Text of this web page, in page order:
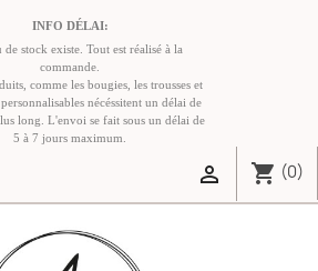
INFO DÉLAI:
de stock existe. Tout est réalisé à la
commande.
comme les bougies, les trousses et
nécéssitent un délai de
long. L'envoi se fait sous un délai de
5 à 7 jours maximum.
shopping_cart (0)
